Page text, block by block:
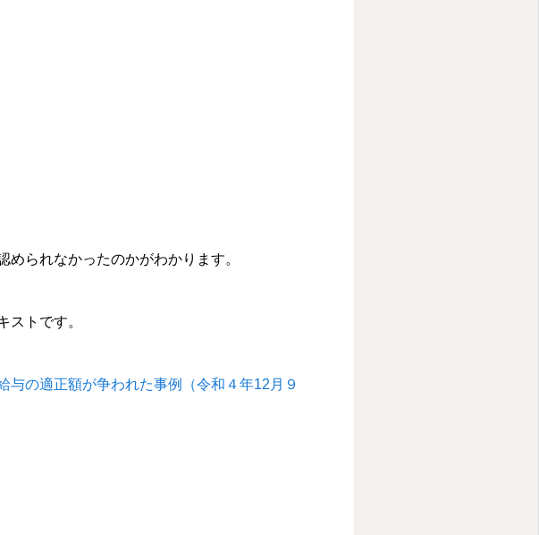
られなかったのかがわかります。
ストです。
の適正額が争われた事例（令和４年12月９